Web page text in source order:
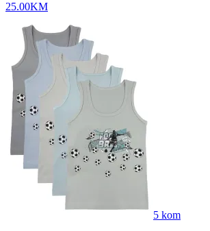
25.00KM
5 kom